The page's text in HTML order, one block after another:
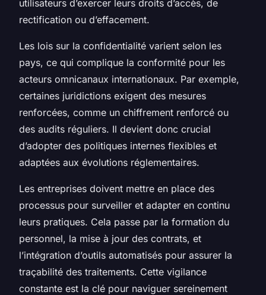
utilisateurs d’exercer leurs droits d’accès, de
rectification ou d’effacement.
Les lois sur la confidentialité varient selon les
pays, ce qui complique la conformité pour les
acteurs omnicanaux internationaux. Par exemple,
certaines juridictions exigent des mesures
renforcées, comme un chiffrement renforcé ou
des audits réguliers. Il devient donc crucial
d’adopter des politiques internes flexibles et
adaptées aux évolutions réglementaires.
Les entreprises doivent mettre en place des
processus pour surveiller et adapter en continu
leurs pratiques. Cela passe par la formation du
personnel, la mise à jour des contrats, et
l’intégration d’outils automatisés pour assurer la
traçabilité des traitements. Cette vigilance
constante est la clé pour naviguer sereinement